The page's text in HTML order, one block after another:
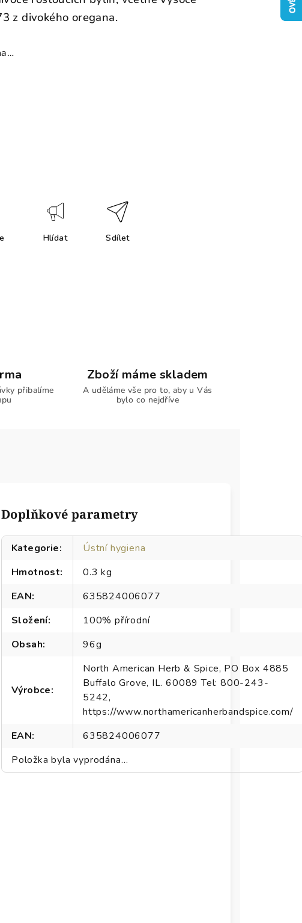
z divokého oregana.
Hlídat Sdílet
přibalíme
Zboží máme skladem
A uděláme vše pro to, aby u Vás
bylo co nejdříve
Doplňkové parametry
Kategorie:
Ústní hygiena
Hmotnost:
0.3 kg
EAN:
635824006077
Složení:
100% přírodní
Obsah: 96g
Výrobce:
North American Herb & Spice, PO Box 4885
Buffalo Grove, IL. 60089 Tel: 800-243-
5242,
https://www.northamericanherbandspice.com/
EAN:
635824006077
Položka byla vyprodána…